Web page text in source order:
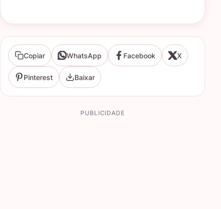
Copiar WhatsApp Facebook X
Pinterest Baixar
PUBLICIDADE